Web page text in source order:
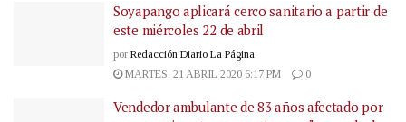
Soyapango aplicará cerco sanitario a partir de
este miércoles 22 de abril
por Redacción Diario La Página
MARTES, 21 ABRIL 2020 6:17 PM
0
Vendedor ambulante de 83 años afectado por